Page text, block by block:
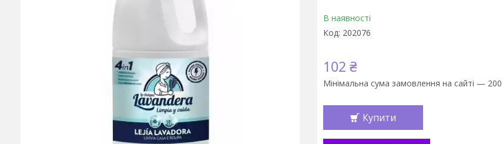
В наявності
Код: 202076
102 ₴
Мінімальна сума замовлення на сайті —
Купити